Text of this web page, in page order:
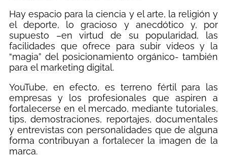
Hay espacio para la ciencia y el arte, la religión y
el deporte, lo gracioso y anecdótico y, por
supuesto –en virtud de su popularidad, las
facilidades que ofrece para subir videos y la
“magia” del posicionamiento orgánico- también
para el marketing digital.
YouTube, en efecto, es terreno fértil para las
empresas y los profesionales que aspiren a
fortalecerse en el mercado, mediante tutoriales,
tips, demostraciones, reportajes, documentales
y entrevistas con personalidades que de alguna
forma contribuyan a fortalecer la imagen de la
marca.